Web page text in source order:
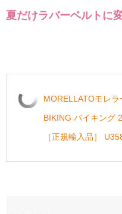
夏だけラバーベルトに
MORELLATOモレ
BIKING バイキング
［正規輸入品］